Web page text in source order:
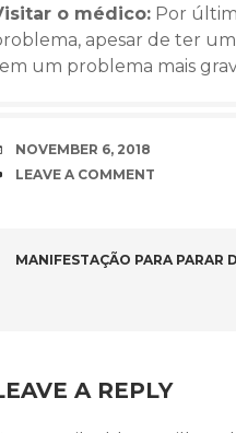
o médico: Por
apesar de ter
um problema mais
DATE
NOVEMBER 6, 2018
COMMENTS
LEAVE A COMMENT
MANIFESTAÇÃO PARA PARAR
A REPLY